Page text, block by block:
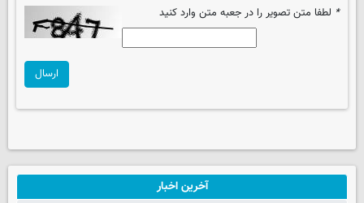
* لطفا متن تصویر را در جعبه متن وارد کنید
ارسال
آخرین اخبار